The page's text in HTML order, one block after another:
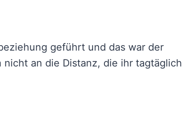
geführt und das war der
nicht an die Distanz, die ihr tagtäglich